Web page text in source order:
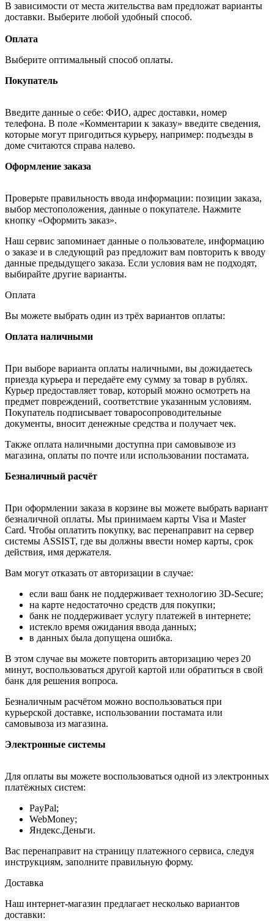
В зависимости от места жительства вам предложат варианты
доставки. Выберите любой удобный способ.
Оплата
Выберите оптимальный способ оплаты.
Покупатель
Введите данные о себе: ФИО, адрес доставки, номер
телефона. В поле «Комментарии к заказу» введите сведения,
которые могут пригодиться курьеру, например: подъезды в
доме считаются справа налево.
Оформление заказа
Проверьте правильность ввода информации: позиции заказа,
выбор местоположения, данные о покупателе. Нажмите
кнопку «Оформить заказ».
Наш сервис запоминает данные о пользователе, информацию
о заказе и в следующий раз предложит вам повторить к вводу
данные предыдущего заказа. Если условия вам не подходят,
выбирайте другие варианты.
Оплата
Вы можете выбрать один из трёх вариантов оплаты:
Оплата наличными
При выборе варианта оплаты наличными, вы дожидаетесь
приезда курьера и передаёте ему сумму за товар в рублях.
Курьер предоставляет товар, который можно осмотреть на
предмет повреждений, соответствие указанным условиям.
Покупатель подписывает товаросопроводительные
документы, вносит денежные средства и получает чек.
Также оплата наличными доступна при самовывозе из
магазина, оплаты по почте или использовании постамата.
Безналичный расчёт
При оформлении заказа в корзине вы можете выбрать вариант
безналичной оплаты. Мы принимаем карты Visa и Master
Card. Чтобы оплатить покупку, вас перенаправит на сервер
системы ASSIST, где вы должны ввести номер карты, срок
действия, имя держателя.
Вам могут отказать от авторизации в случае:
если ваш банк не поддерживает технологию 3D-Secure;
на карте недостаточно средств для покупки;
банк не поддерживает услугу платежей в интернете;
истекло время ожидания ввода данных;
в данных была допущена ошибка.
В этом случае вы можете повторить авторизацию через 20
минут, воспользоваться другой картой или обратиться в свой
банк для решения вопроса.
Безналичным расчётом можно воспользоваться при
курьерской доставке, использовании постамата или
самовывоза из магазина.
Электронные системы
Для оплаты вы можете воспользоваться одной из электронных
платёжных систем:
PayPal;
WebMoney;
Яндекс.Деньги.
Вас перенаправит на страницу платежного сервиса, следуя
инструкциям, заполните правильную форму.
Доставка
Наш интернет-магазин предлагает несколько вариантов
доставки: